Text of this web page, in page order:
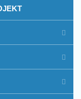
Ausland